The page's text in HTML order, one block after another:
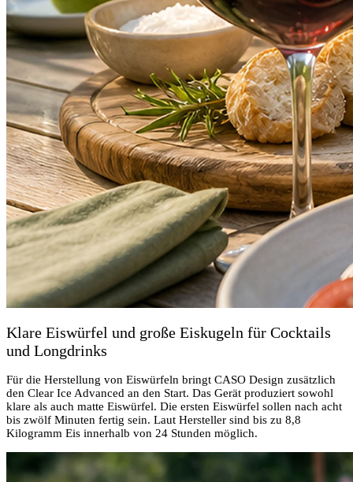
Klare Eiswürfel und große Eiskugeln für Cocktails
und Longdrinks
Für die Herstellung von Eiswürfeln bringt CASO Design zusätzlich
den Clear Ice Advanced an den Start. Das Gerät produziert sowohl
klare als auch matte Eiswürfel. Die ersten Eiswürfel sollen nach acht
bis zwölf Minuten fertig sein. Laut Hersteller sind bis zu 8,8
Kilogramm Eis innerhalb von 24 Stunden möglich.